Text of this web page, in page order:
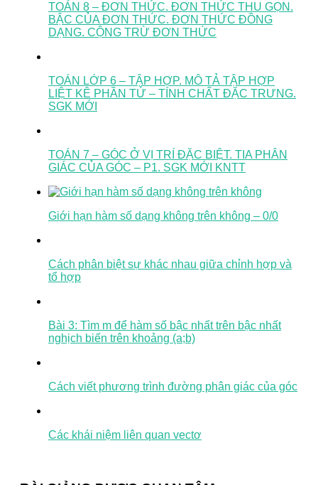
TOÁN 8 – ĐƠN THỨC. ĐƠN THỨC THU GỌN.
BẬC CỦA ĐƠN THỨC. ĐƠN THỨC ĐỒNG
DẠNG. CỘNG TRỪ ĐƠN THỨC
TOÁN LỚP 6 – TẬP HỢP. MÔ TẢ TẬP HỢP
LIỆT KÊ PHẦN TỬ – TÍNH CHẤT ĐẶC TRƯNG.
SGK MỚI
TOÁN 7 – GÓC Ở VỊ TRÍ ĐẶC BIỆT. TIA PHÂN
GIÁC CỦA GÓC – P1. SGK MỚI KNTT
Giới hạn hàm số dạng không trên không – 0/0
Cách phân biệt sự khác nhau giữa chỉnh hợp và
tổ hợp
Bài 3: Tìm m để hàm số bậc nhất trên bậc nhất
nghịch biến trên khoảng (a;b)
Cách viết phương trình đường phân giác của góc
Các khái niệm liên quan vectơ